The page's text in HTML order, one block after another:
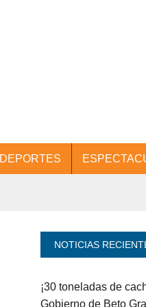
DEPORTES
NOTICIAS
¡30 toneladas de
Gobierno de Beto